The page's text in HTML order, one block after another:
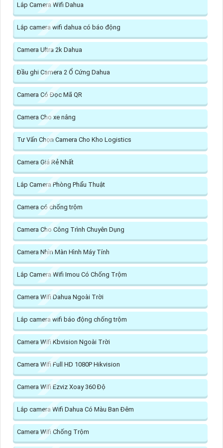
Lắp Camera Wifi Dahua
Lắp camera wifi dahua có báo động
Camera Ultra 2k Dahua
Đầu ghi Camera 2 Ổ Cứng Dahua
Camera Có Đọc Mã QR
Camera Cho xe nâng
Tư Vấn Chọn Camera Cho Kho Logistics
Camera Giá Rẻ Nhất
Lắp Camera Phòng Phẩu Thuật
Camera có chống trộm
Camera Cho Công Trình Chuyên Dụng
Camera Nhìn Màn Hình Máy Tính
Lắp Camera Wifi Imou Có Chống Trộm
Camera Wifi Dahua Ngoài Trời
Lắp camera wifi báo động chống trộm
Camera Wifi Kbvision Ngoài Trời
Camera Wifi Full HD 1080P Hikvision
Camera Wifi Ezviz Xoay 360 Độ
Lắp camera Wifi Dahua Có Màu Ban Đêm
Camera Wifi Chống Trộm